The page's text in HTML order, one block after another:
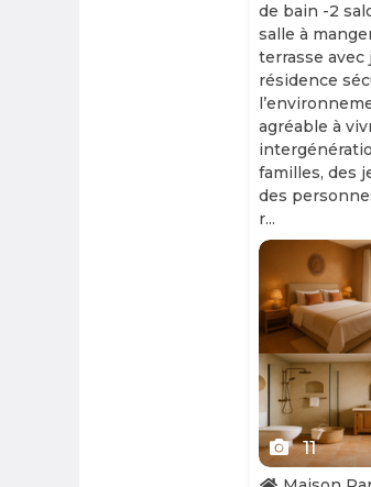
de bain -2
salle à
terrasse avec
résidence
agréable à
familles, des
des
r...
Slide 1 of 11
11